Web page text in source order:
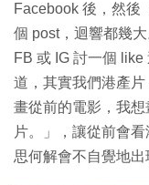
Facebook 後，然後
個 post，迴響都幾
FB 或 IG 討一個
道，其實我們港產
畫從前的電影，我
片。」，讓從前會
思何解會不自覺地出